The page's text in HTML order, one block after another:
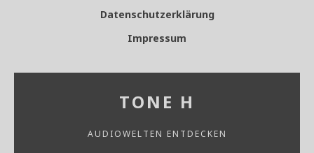
Datenschutzerklärung
Impressum
TONE H
AUDIOWELTEN ENTDECKEN